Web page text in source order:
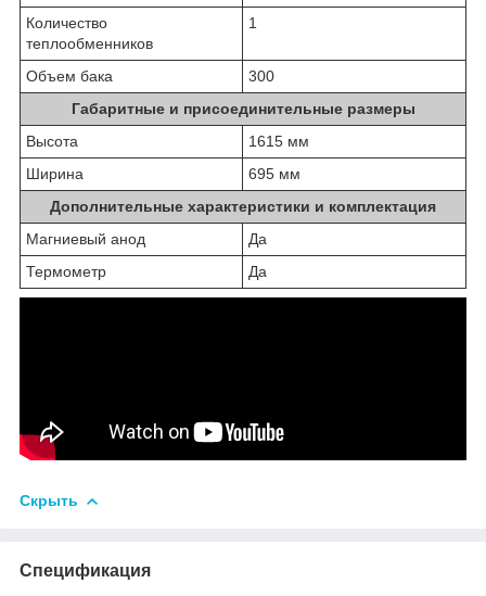
Количество
теплообменников
1
Объем бака
300
Габаритные и присоединительные размеры
Высота
1615 мм
Ширина
695 мм
Дополнительные характеристики и комплектация
Магниевый анод
Да
Термометр
Да
Скрыть
Спецификация